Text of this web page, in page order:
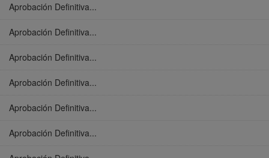
Aprobación Definitiva...
Aprobación Definitiva...
Aprobación Definitiva...
Aprobación Definitiva...
Aprobación Definitiva...
Aprobación Definitiva...